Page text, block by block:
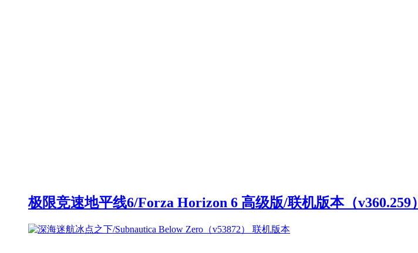
极限竞速地平线6/Forza Horizon 6 高级版/联机版本（v360.259）